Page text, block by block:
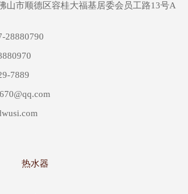
山市顺德区容桂大福基居委会员工路13号A
28880790
7889
热水器